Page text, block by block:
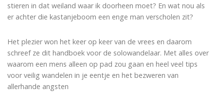
stieren in dat weiland waar ik doorheen moet? En wat nou als
er achter die kastanjeboom een enge man verscholen zit?
Het plezier won het keer op keer van de vrees en daarom
schreef ze dit handboek voor de solowandelaar. Met alles over
waarom een mens alleen op pad zou gaan en heel veel tips
voor veilig wandelen in je eentje en het bezweren van
allerhande angsten